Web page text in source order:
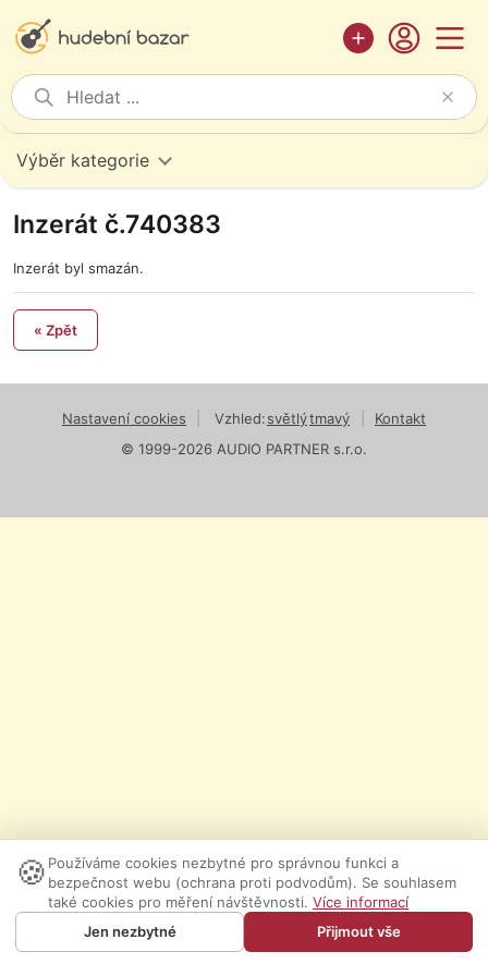
Výběr kategorie
Inzerát č.740383
Inzerát byl smazán.
« Zpět
Nastavení cookies Vzhled:světlýtmavý
Kontakt
© 1999-2026 AUDIO PARTNER s.r.o.
🍪 Používáme cookies nezbytné pro správnou funkci a
bezpečnost webu (ochrana proti podvodům). Se souhlasem
také cookies pro měření návštěvnosti. Více informací
Jen nezbytné
Přijmout vše